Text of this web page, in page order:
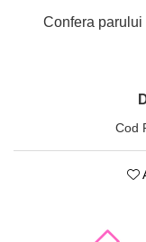
Confera parului
Cod